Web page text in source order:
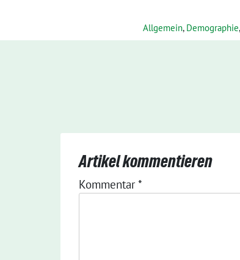
Allgemein, Demographie,
Artikel kommentieren
Kommentar*
Alternative: